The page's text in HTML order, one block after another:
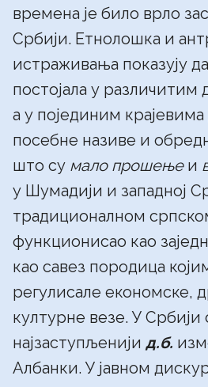
времена је било врло
Србији. Етнолошка и
истраживања показују
постојала у
а у појединим крајевима
посебне називе и
што су мало прошењеи
у Шумадији и западној
традиционалном
функционисао као
као савез породица
регулисале економске,
културне везе. У Србији
најзаступљенији д.б.
Албанки. У јавном